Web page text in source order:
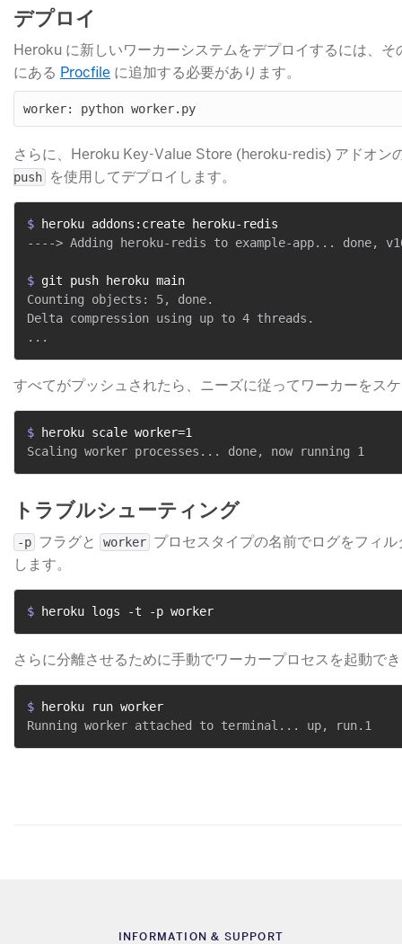
デプロイ
Heroku に新しいワーカーシステムをデプロイするには、
にある Procfile ​ に追加する必要があります。
worker: python worker.py
さらに、Heroku Key-Value Store (heroku-redis) アドオン
push ​ を使用してデプロイします。
$
heroku addons:create heroku-redis
----> Adding heroku-redis to example-app... done,
$ git push heroku main
Counting objects: 5, done.
Delta compression using up to 4 threads.
すべてがプッシュされたら、ニーズに従ってワーカーをス
$
heroku scale worker=1
トラブルシューティング
-p ​ フラグと worker
プロセスタイプの名前でログをフィ
します。
$ heroku logs -t -p worker
さらに分離させるために手動でワーカープロセスを起動で
$
heroku run worker
INFORMATION & SUPPORT